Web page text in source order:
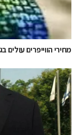
מחירי הווייפרים